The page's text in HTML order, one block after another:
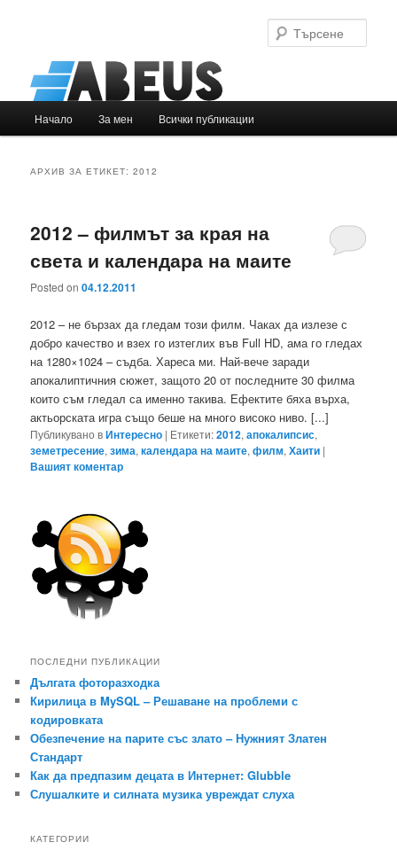
Към
Към
Начало За мен Всички публикации
АРХИВ ЗА ЕТИКЕТ:2012
2012 – филмът за края на
света и календара на маите
Posted on04.12.2011
2012 – не бързах да гледам този филм. Чаках да излезе с
добро качество и взех го изтеглих във Full HD, ама го гледах
на 1280×1024 – съдба. Хареса ми. Най-вече заради
апокалиптичния сюжет, защото 20 от последните 30 филма
които съм гледал са именно такива. Ефектите бяха върха,
актьорската игра също беше на много високо ниво. [...]
Публикувано вИнтересно | Етикети:2012,апокалипсис,
земетресение,зима,календара на маите,филм,Хаити |
Вашият коментар
ПОСЛЕДНИ ПУБЛИКАЦИИ
Дългата фоторазходка
Кирилица в MySQL – Решаване на проблеми с
кодировката
Обезпечение на парите със злато – Нужният Златен
Стандарт
Как да предпазим децата в Интернет: Glubble
Слушалките и силната музика увреждат слуха
КАТЕГОРИИ